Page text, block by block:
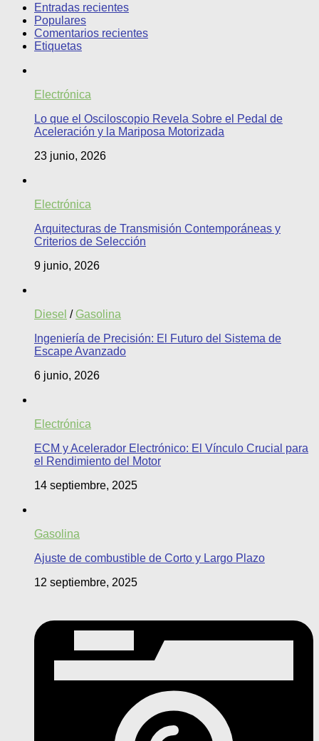
Entradas recientes
Populares
Comentarios recientes
Etiquetas
Electrónica
Lo que el Osciloscopio Revela Sobre el Pedal de
Aceleración y la Mariposa Motorizada
23 junio, 2026
Electrónica
Arquitecturas de Transmisión Contemporáneas y
Criterios de Selección
9 junio, 2026
Diesel / Gasolina
Ingeniería de Precisión: El Futuro del Sistema de
Escape Avanzado
6 junio, 2026
Electrónica
ECM y Acelerador Electrónico: El Vínculo Crucial para
el Rendimiento del Motor
14 septiembre, 2025
Gasolina
Ajuste de combustible de Corto y Largo Plazo
12 septiembre, 2025